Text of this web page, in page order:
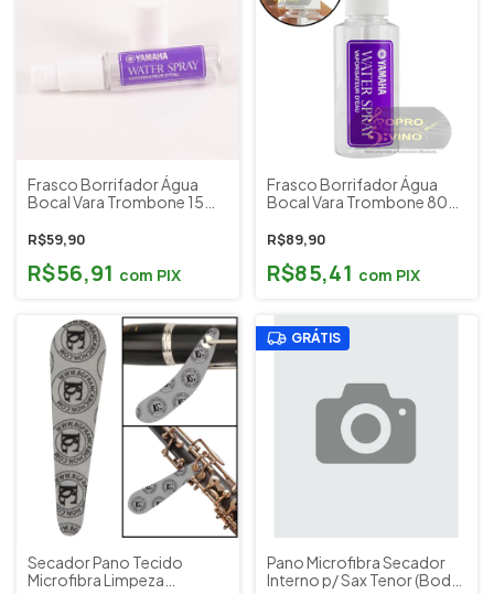
Frasco Borrifador Água
Bocal Vara Trombone 15ml
R$59,90
R$56,91 com PIX
Frasco Borrifador Água
Bocal Vara Trombone 80ml
R$89,90
R$85,41 com PIX
Secador Pano Tecido
Microfibra Limpeza
GRÁTIS
Pano Microfibra Secador
Interno p/ Sax Tenor (Body